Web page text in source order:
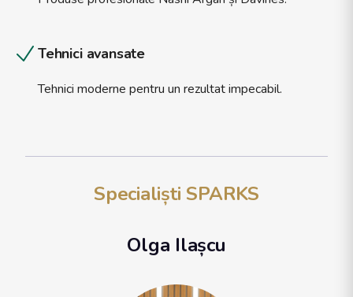
Tehnici avansate
Tehnici moderne pentru un rezultat impecabil.
Specialiști SPARKS
Olga Ilașcu